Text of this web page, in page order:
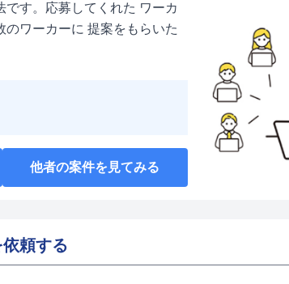
す。応募してくれた ワーカ
ワーカーに 提案をもらいた
他者の案件を見てみる
頼する